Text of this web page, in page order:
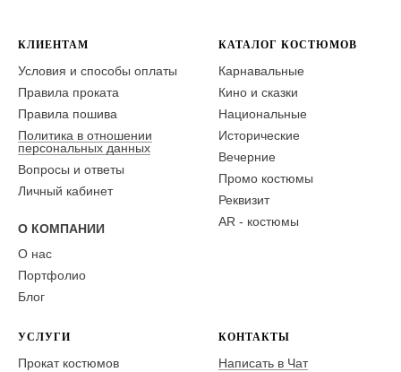
КЛИЕНТАМ
Условия и способы оплаты
Правила проката
Правила пошива
Политика в отношении
персональных данных
Вопросы и ответы
Личный кабинет
О КОМПАНИИ
О нас
Портфолио
Блог
КАТАЛОГ КОСТЮМОВ
Карнавальные
Кино и сказки
Национальные
Исторические
Вечерние
Промо костюмы
Реквизит
AR - костюмы
УСЛУГИ
Прокат костюмов
КОНТАКТЫ
Написать в Чат